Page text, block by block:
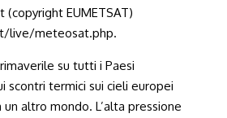
su tutti i Paesi
scontri termici sui cieli europei
altro mondo. L’alta pressione